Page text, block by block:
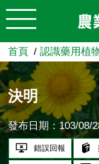
跳到主要內容
農業知識
首頁 認識藥用植
決明
發布日期：103/08/
錯誤回報